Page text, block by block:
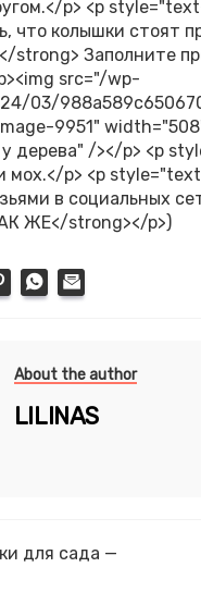
p> <p
что колышки стоят
strong> Заполните
src="/wp-
03/
9951"
у дерева" /></p> <p
мох.</p> <p
в социальных
ЖЕ</strong></p>)
About the author
LILINAS
для сада —